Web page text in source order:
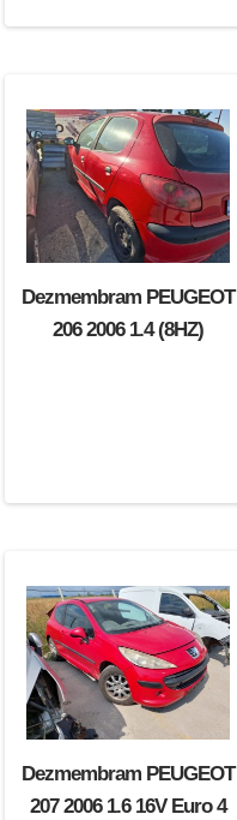
Dezmembram PEUGEOT
206 2006 1.4 (8HZ)
Dezmembram PEUGEOT
207 2006 1.6 16V Euro 4